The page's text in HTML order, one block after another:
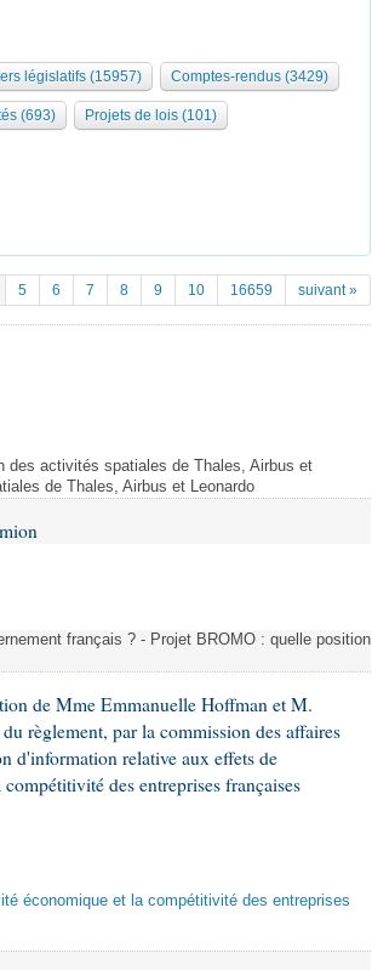
législatifs (15957) Comptes-rendus (3429)
(693) Projets de lois (101)
5 6 7 8 9 10 16659 suivant »
des activités spatiales de Thales, Airbus et
de Thales, Airbus et Leonardo
français ? - Projet BROMO : quelle position
de Mme Emmanuelle Hoffman et M.
règlement, par la commission des affaires
d'information relative aux effets de
des entreprises françaises
économique et la compétitivité des entreprises